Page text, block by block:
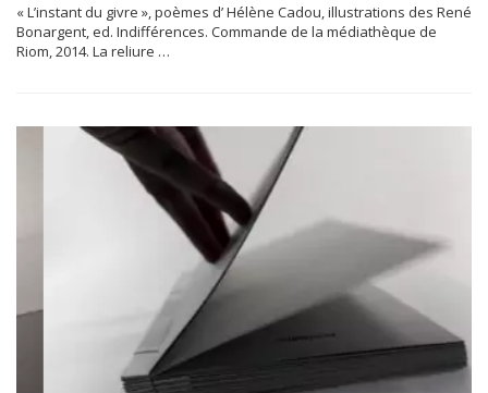
« L’instant du givre », poèmes d’ Hélène Cadou, illustrations des René
Bonargent, ed. Indifférences. Commande de la médiathèque de
Riom, 2014. La reliure …